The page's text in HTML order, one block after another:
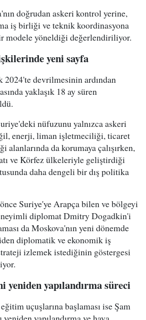
doğrudan askeri kontrol yerine,
iş birliği ve teknik koordinasyona
modele yöneldiği değerlendiriliyor.
yeni sayfa
2024'te devrilmesinin ardından
yaklaşık 18 ay süren
nüfuzunu yalnızca askeri
enerji, liman işletmeciliği, ticaret
alanlarında da korumaya çalışırken,
ve Körfez ülkeleriyle geliştirdiği
daha dengeli bir dış politika
önce Suriye'ye Arapça bilen ve bölgeyi
diplomat Dmitry Dogadkin'i
da Moskova'nın yeni dönemde
diplomatik ve ekonomik iş
izlemek istediğinin göstergesi
yeniden yapılandırma süreci
uçuşlarına başlaması ise Şam